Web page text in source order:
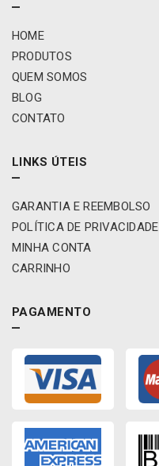
HOME
PRODUTOS
QUEM SOMOS
BLOG
CONTATO
LINKS ÚTEIS
GARANTIA E REEMBOLSO
POLÍTICA DE PRIVACIDADE
MINHA CONTA
CARRINHO
PAGAMENTO